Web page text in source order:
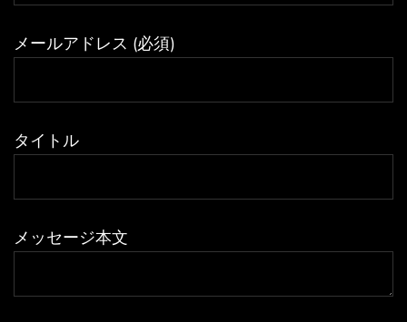
メールアドレス (必須)
タイトル
メッセージ本文